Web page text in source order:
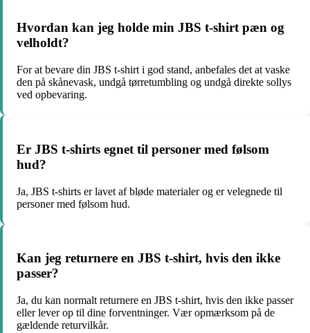
Hvordan kan jeg holde min JBS t-shirt pæn og
velholdt?
For at bevare din JBS t-shirt i god stand, anbefales det at vaske
den på skånevask, undgå tørretumbling og undgå direkte sollys
ved opbevaring.
Er JBS t-shirts egnet til personer med følsom
hud?
Ja, JBS t-shirts er lavet af bløde materialer og er velegnede til
personer med følsom hud.
Kan jeg returnere en JBS t-shirt, hvis den ikke
passer?
Ja, du kan normalt returnere en JBS t-shirt, hvis den ikke passer
eller lever op til dine forventninger. Vær opmærksom på de
gældende returvilkår.